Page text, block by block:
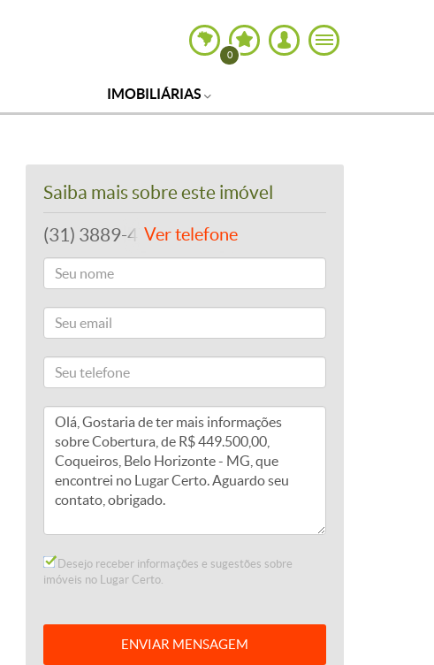
0
IMOBILIÁRIAS
Saiba mais sobre este imóvel
(31) 3889-4765Ver telefone
Desejo receber informações e sugestões sobre
imóveis no Lugar Certo.
ENVIAR MENSAGEM